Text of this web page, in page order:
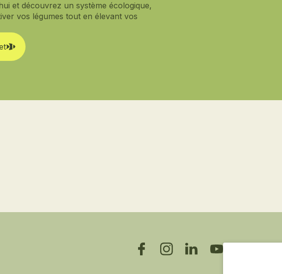
et découvrez un système écologique,
vos légumes tout en élevant vos